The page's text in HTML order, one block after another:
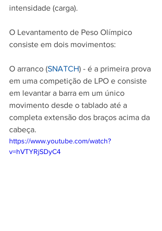
intensidade (carga).
O Levantamento de Peso Olímpico
consiste em dois movimentos:
O arranco (SNATCH) - é a primeira prova
em uma competição de LPO e consiste
em levantar a barra em um único
movimento desde o tablado até a
completa extensão dos braços acima da
cabeça.
https://www.youtube.com/watch?
v=hVTYRjSDyC4